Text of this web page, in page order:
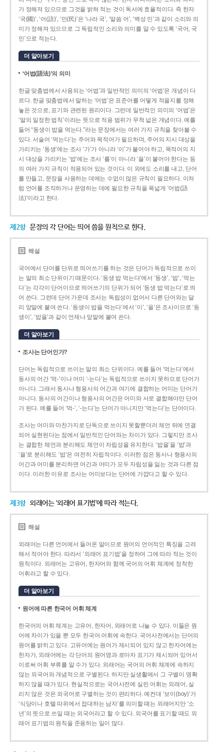
가 정해져 있으므로 그것을 밝혀 적는 것이 독서에 효율적이다. 즉 한자
‘국(國)’, ‘어(語)’, ‘민(民)’은 ‘나라 국’, ‘말씀 어’, ‘백성 민’과 같이 소리와 의
미가 정해져 있으므로 그 독립적인 소리와 의미를 알 수 있도록 ‘국어, 국
민’으로 적는다.
더 알아보기
‘어법(語法)’의 의미
한글 맞춤법에서 사용되는 ‘어법’과 일반적인 의미의 ‘어법’은 개념이 다
르다. 한글 맞춤법에서 말하는 ‘어법’은 표준어를 어떻게 적을지를 정해
놓은 것으로, 표기와 관련된 원리이다. 그런데 일반적인 의미의 ‘어법’은
‘말의 일정한 법칙’이라는 뜻으로 적용 범위가 무척 넓은 개념이다. 예를
들어 “동생이 밥을 먹는다.”라는 문장에서는 여러 가지 규칙을 찾아볼 수
있다. 서술어 ‘먹는다’는 주어와 목적어가 필요하며, 주어의 지시 대상을
가리키는 ‘동생’에는 조사 ‘가’가 아니라 ‘이’가 붙어야 하고, 목적어의 지
시 대상을 가리키는 ‘밥’에는 조사 ‘를’이 아니라 ‘을’이 붙어야 한다는 등
의 여러 가지 규칙이 적용되어 있는 것이다. 이 외에도 소리를 내고, 단어
를 만들고, 문장을 사용하는 데에는 수없이 많은 규칙이 필요하다. 이처
럼 언어를 조직하거나 운영하는 데에 필요한 규칙을 폭넓게 ‘어법(語
法)’이라고 한다.
제2항 문장의 각 단어는 띄어 씀을 원칙으로 한다.
해설
국어에서 단어를 단위로 띄어쓰기를 하는 것은 단어가 독립적으로 쓰이
는 말의 최소 단위이기 때문이다. ‘동생 밥 먹는다’에서 ‘동생’, ‘밥’, ‘먹는
다’는 각각이 단어이므로 띄어쓰기의 단위가 되어 ‘동생 밥 먹는다’로 띄
어 쓴다. 그런데 단어 가운데 조사는 독립성이 없어서 다른 단어와는 달
리 앞말에 붙여 쓴다. ‘동생이 밥을 먹는다’에서 ‘이’, ‘을’은 조사이므로 ‘동
생이’, ‘밥을’과 같이 언제나 앞말에 붙여 쓴다.
더 알아보기
조사는 단어인가?
단어는 독립적으로 쓰이는 말의 최소 단위이다. 예를 들어 ‘먹는다’에서
동사의 어간 ‘먹-­’이나 어미 ‘­-는다’는 독립적으로 쓰이지 못하므로 단어가
아니다. 그래서 동사나 형용사의 어간과 여기에 결합하는 어미는 단어가
아니다. 동사의 어간이나 형용사의 어간은 어미와 서로 결합해야만 단어
가 된다. 예를 들어 ‘먹-’, ‘-는다’는 단어가 아니지만 ‘먹는다’는 단어이다.
조사는 어미와 마찬가지로 단독으로 쓰이지 못할뿐더러 체언 뒤에 연결
되어 실현된다는 점에서 일반적인 단어와는 차이가 있다. 그렇지만 조사
는 결합한 체언과 분리해도 체언이 자립성을 유지한다. ‘밥을’을 ‘밥’과
‘을’로 분리해도 ‘밥’은 여전히 자립적이다. 이러한 점은 동사나 형용사의
어간과 어미를 분리하면 어간과 어미가 모두 자립성을 잃는 것과 다른 점
이다. 이러한 이유로 조사는 어미보다는 단어에 가깝다고 할 수 있다.
제3항 외래어는 ‘외래어 표기법’에 따라 적는다.
해설
외래어는 다른 언어에서 들어온 말이므로 원어의 언어적인 특징을 고려
해서 적어야 한다. 따라서 ‘외래어 표기법’을 정하여 그에 따라 적는 것이
원칙이다. 외래어는 고유어, 한자어와 함께 국어의 어휘 체계에 정착한
어휘라고 할 수 있다.
더 알아보기
원어에 따른 한국어 어휘 체계
한국어의 어휘 체계는 고유어, 한자어, 외래어로 나눌 수 있다. 이들은 원
어에 차이가 있을 뿐 모두 한국어 어휘에 속한다. 국어사전에서는 단어의
원어를 밝히고 있다. 고유어에는 원어가 제시되어 있지 않고 한자어에는
한자가, 외래어에는 각 단어의 원어명과 로마자 표기가 제시되어 있어서
이로써 어휘 부류를 알 수가 있다. 외래어는 국어의 어휘 체계에 속하지
않는 외국어와 개념적으로 구별된다. 하지만 실생활에서 그 구별이 명확
하지 않을 때가 있다. 현실적으로는 국어사전에 실린 어휘는 외래어, 실
리지 않은 것은 외국어로 구별하는 것이 편리하다. 예컨대 ‘보이(boy)’가
‘식당이나 호텔 따위에서 접대하는 남자’를 의미할 때는 외래어지만 ‘소
년’의 뜻으로 쓰일 때는 외국어라고 할 수 있다. 외국어를 표기할 때도 외
래어 표기법의 원칙을 준용하는 일이 많다.